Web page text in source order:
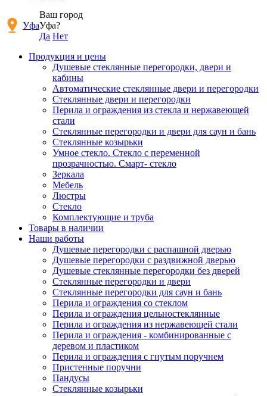
Уфа
Ваш город
Уфа?
Да Нет
Продукция и цены
Душевые стеклянные перегородки, двери и
кабины
Автоматические стеклянные двери и перегородки
Стеклянные двери и перегородки
Перила и ограждения из стекла и нержавеющей
стали
Стеклянные перегородки и двери для саун и бань
Стеклянные козырьки
Умное стекло. Стекло с переменной
прозрачностью. Смарт- стекло
Зеркала
Мебель
Люстры
Стекло
Комплектующие и труба
Товары в наличии
Наши работы
Душевые перегородки c распашной дверью
Душевые перегородки с раздвижной дверью
Душевые стеклянные перегородки без дверей
Стеклянные перегородки и двери
Стеклянные перегородки для саун и бань
Перила и ограждения со стеклом
Перила и ограждения цельностеклянные
Перила и ограждения из нержавеющей стали
Перила и ограждения - комбинированные с
деревом и пластиком
Перила и ограждения с гнутым поручнем
Пристенные поручни
Пандусы
Стеклянные козырьки